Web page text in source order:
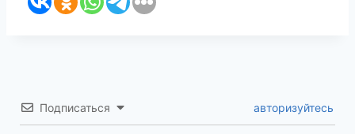
Подписаться авторизуйтесь